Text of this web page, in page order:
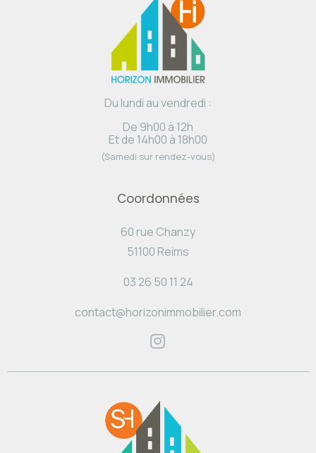
Du lundi au vendredi :
De 9h00 à 12h
Et de 14h00 à 18h00
(Samedi sur rendez-vous)
Coordonnées
60 rue Chanzy
51100 Reims
03 26 50 11 24
contact@horizonimmobilier.com